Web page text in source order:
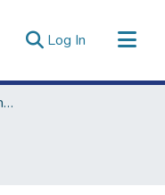
Log In (current)
Centro Nacional de Alimentación, Nutrición y Vida Saludable